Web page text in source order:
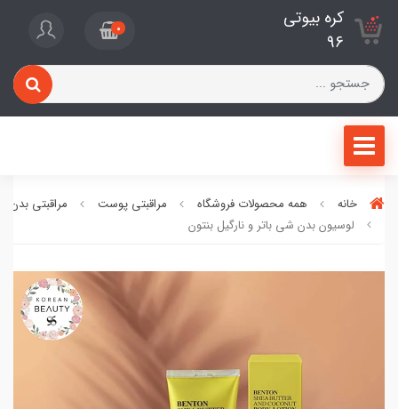
کره بیوتی
96
0
خانه همه محصولات فروشگاه مراقبتی پوست
مراقبتی بدن
لوسیون بدن شی باتر و نارگیل بنتون